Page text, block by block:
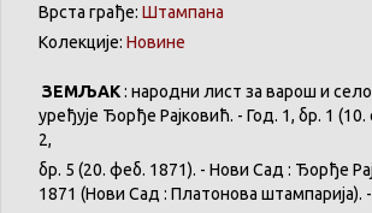
Врста грађе: Штампана
Колекције: Новине
ЗЕМЉАК: народни лист за варош и село
уређује Ђорђе Рајковић. - Год. 1, бр. 1
2,
бр. 5 (20. феб. 1871). - Нови Сад : Ђорђе
1871 (Нови Сад : Платонова штампарија).